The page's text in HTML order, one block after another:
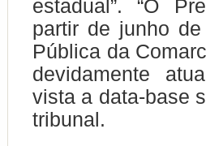
estadual”. “O
partir de junho
Pública da
devidamente
vista a data-base
tribunal.